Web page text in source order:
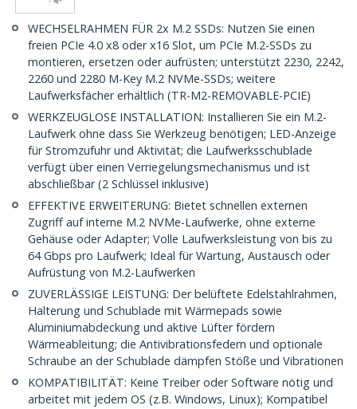
WECHSELRAHMEN FÜR 2x M.2 SSDs: Nutzen Sie einen
freien PCIe 4.0 x8 oder x16 Slot, um PCIe M.2-SSDs zu
montieren, ersetzen oder aufrüsten; unterstützt 2230, 2242,
2260 und 2280 M-Key M.2 NVMe-SSDs; weitere
Laufwerksfächer erhältlich (TR-M2-REMOVABLE-PCIE)
WERKZEUGLOSE INSTALLATION: Installieren Sie ein M.2-
Laufwerk ohne dass Sie Werkzeug benötigen; LED-Anzeige
für Stromzufuhr und Aktivität; die Laufwerksschublade
verfügt über einen Verriegelungsmechanismus und ist
abschließbar (2 Schlüssel inklusive)
EFFEKTIVE ERWEITERUNG: Bietet schnellen externen
Zugriff auf interne M.2 NVMe-Laufwerke, ohne externe
Gehäuse oder Adapter; Volle Laufwerksleistung von bis zu
64 Gbps pro Laufwerk; Ideal für Wartung, Austausch oder
Aufrüstung von M.2-Laufwerken
ZUVERLÄSSIGE LEISTUNG: Der belüftete Edelstahlrahmen,
Halterung und Schublade mit Wärmepads sowie
Aluminiumabdeckung und aktive Lüfter fördern
Wärmeableitung; die Antivibrationsfedern und optionale
Schraube an der Schublade dämpfen Stöße und Vibrationen
KOMPATIBILITÄT: Keine Treiber oder Software nötig und
arbeitet mit jedem OS (z.B. Windows, Linux); Kompatibel